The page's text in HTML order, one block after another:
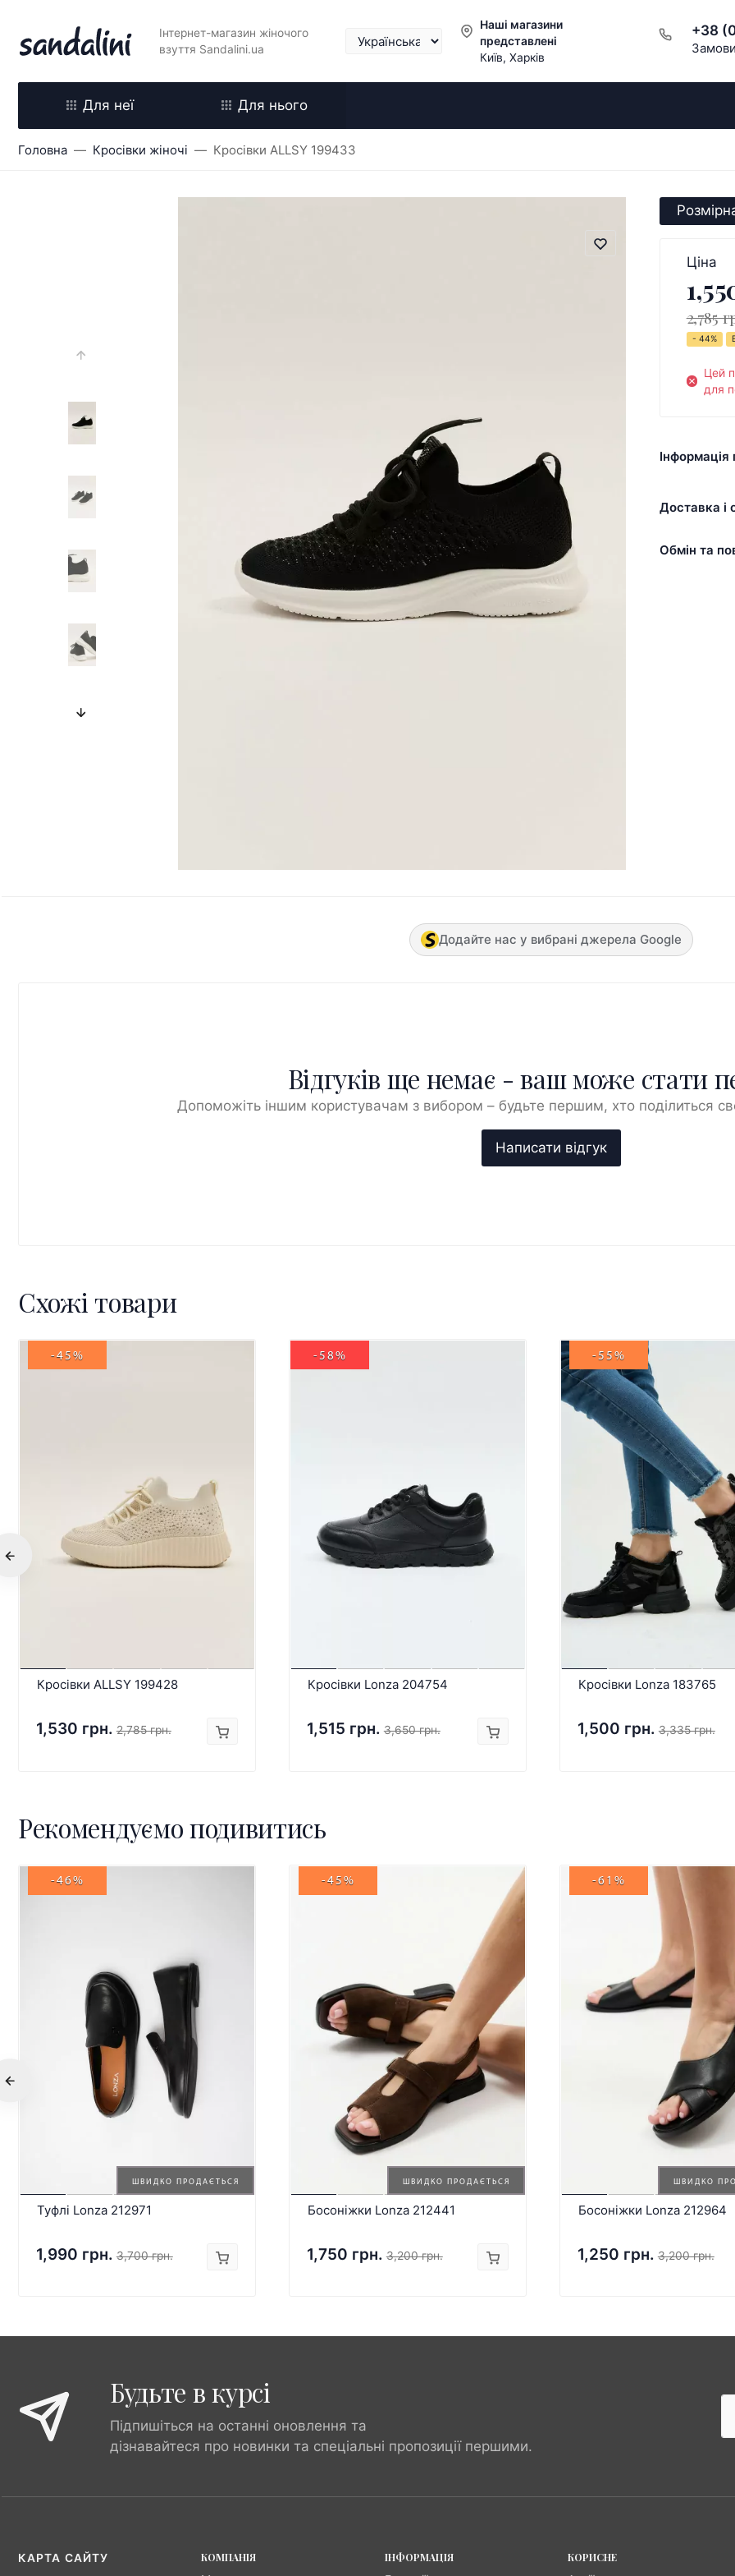
Інтернет-магазин жіночого
взуття Sandalini.ua
Наші магазини
представлені
Київ, Харків
+38
Для неї Для нього
Головна Кросівки жіночі Кросівки ALLSY 199433
Ціна
2,785
- 44%
Цей
для
Інформація
Доставка і
Обмін та
Додайте нас у вибрані джерела Google
Відгуків ще немає - ваш може стати
Допоможіть іншим користувачам з вибором – будьте першим, хто поділиться
Схожі товари
-45%
Кросівки ALLSY 199428
1,530 грн. 2,785 грн.
-58%
Кросівки Lonza 204754
1,515 грн. 3,650 грн.
-55%
Кросівки Lonza 183765
1,500 грн. 3,335 грн.
Рекомендуємо подивитись
ШВИДКО ПРОДАЄТЬСЯ
-46%
Туфлі Lonza 212971
1,990 грн. 3,700 грн.
ШВИДКО ПРОДАЄТЬСЯ
-45%
Босоніжки Lonza 212441
1,750 грн. 3,200 грн.
ШВИДКО
-61%
Босоніжки Lonza 212964
1,250 грн. 3,200 грн.
Будьте в курсі
Підпишіться на останні оновлення та
дізнавайтеся про новинки та спеціальні пропозиції першими.
КАРТА САЙТУ
КОМПАНІЯ
ІНФОРМАЦІЯ
КОРИСНЕ